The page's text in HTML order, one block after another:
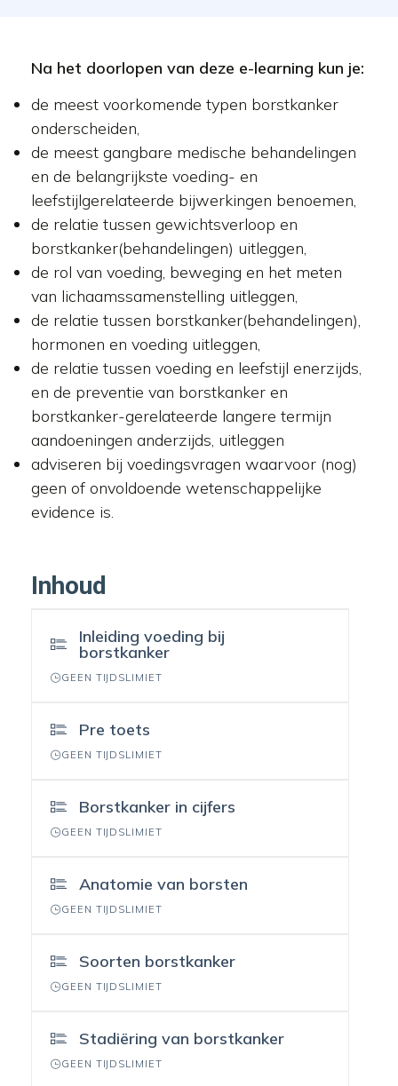
Na het doorlopen van deze e-learning kun je:
de meest voorkomende typen borstkanker
onderscheiden,
de meest gangbare medische behandelingen
en de belangrijkste voeding- en
leefstijlgerelateerde bijwerkingen benoemen,
de relatie tussen gewichtsverloop en
borstkanker(behandelingen) uitleggen,
de rol van voeding, beweging en het meten
van lichaamssamenstelling uitleggen,
de relatie tussen borstkanker(behandelingen),
hormonen en voeding uitleggen,
de relatie tussen voeding en leefstijl enerzijds,
en de preventie van borstkanker en
borstkanker-gerelateerde langere termijn
aandoeningen anderzijds, uitleggen
adviseren bij voedingsvragen waarvoor (nog)
geen of onvoldoende wetenschappelijke
evidence is.
Inhoud
Inleiding voeding bij
borstkanker
GEEN TIJDSLIMIET
Pre toets
GEEN TIJDSLIMIET
Borstkanker in cijfers
GEEN TIJDSLIMIET
Anatomie van borsten
GEEN TIJDSLIMIET
Soorten borstkanker
GEEN TIJDSLIMIET
Stadiëring van borstkanker
GEEN TIJDSLIMIET